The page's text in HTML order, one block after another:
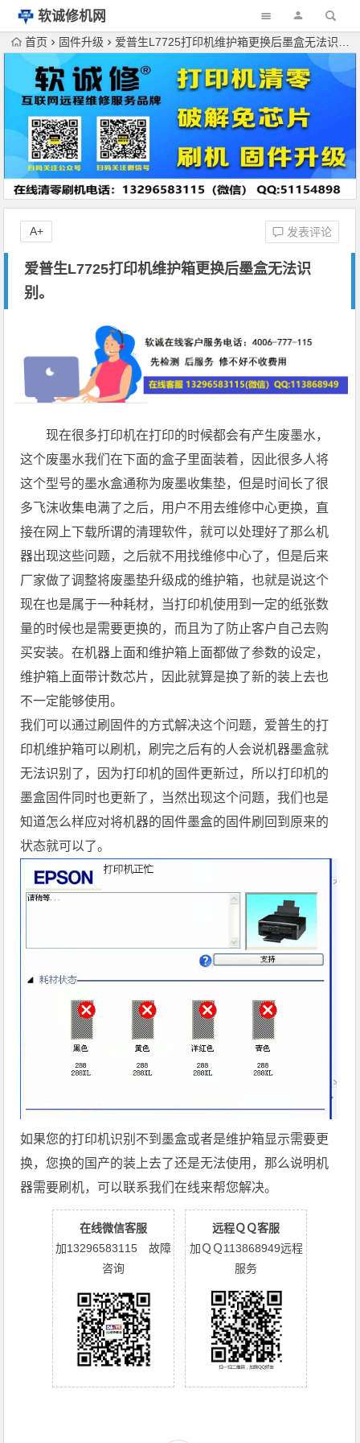
软诚修机网
首页 固件升级 爱普生L7725打印机维护箱更换后墨盒无法识别。
爱普生L7725打印机维护箱更换后墨盒无法识
别。
发表评论
A+
现在很多打印机在打印的时候都会有产生废墨水，
这个废墨水我们在下面的盒子里面装着，因此很多人将
这个型号的墨水盒通称为废墨收集垫，但是时间长了很
多飞沫收集电满了之后，用户不用去维修中心更换，直
接在网上下载所谓的清理软件，就可以处理好了那么机
器出现这些问题，之后就不用找维修中心了，但是后来
厂家做了调整将废墨垫升级成的维护箱，也就是说这个
现在也是属于一种耗材，当打印机使用到一定的纸张数
量的时候也是需要更换的，而且为了防止客户自己去购
买安装。在机器上面和维护箱上面都做了参数的设定，
维护箱上面带计数芯片，因此就算是换了新的装上去也
不一定能够使用。
我们可以通过刷固件的方式解决这个问题，爱普生的打
印机维护箱可以刷机，刷完之后有的人会说机器墨盒就
无法识别了，因为打印机的固件更新过，所以打印机的
墨盒固件同时也更新了，当然出现这个问题，我们也是
知道怎么样应对将机器的固件墨盒的固件刷回到原来的
状态就可以了。
如果您的打印机识别不到墨盒或者是维护箱显示需要更
换，您换的国产的装上去了还是无法使用，那么说明机
器需要刷机，可以联系我们在线来帮您解决。
在线微信客服
加13296583115 故障
咨询
远程ＱＱ客服
加ＱＱ113868949远程
服务